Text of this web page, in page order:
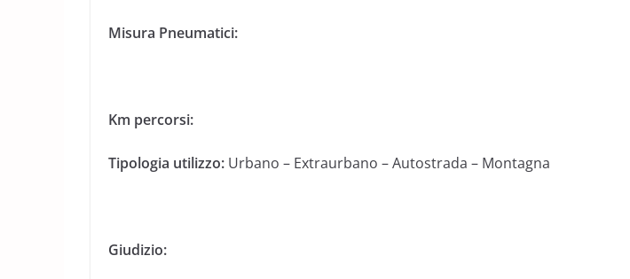
Misura Pneumatici:
Km percorsi:
Tipologia utilizzo: Urbano – Extraurbano – Autostrada – Montagna
Giudizio: